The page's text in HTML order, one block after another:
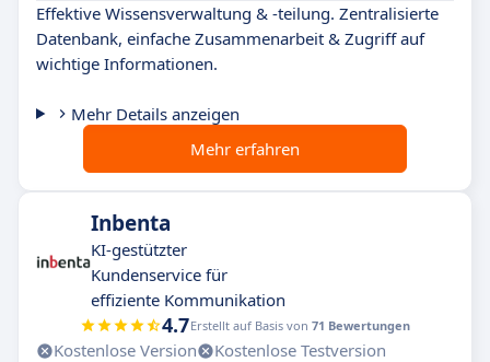
Effektive Wissensverwaltung & -teilung. Zentralisierte
Datenbank, einfache Zusammenarbeit & Zugriff auf
wichtige Informationen.
Mehr Details anzeigen
Mehr erfahren
Inbenta
KI-gestützter
Kundenservice für
effiziente Kommunikation
4.7Erstellt auf Basis von 71 Bewertungen
Kostenlose Version
Kostenlose Testversion